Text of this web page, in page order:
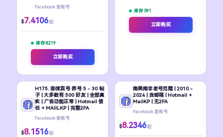
Facebook 新账号
$7.4106 起
库存 8219
立即购买
库存 591
立即购买
H175. 菲律宾号 养号 5 - 30 帖
子 | 大多数有 500 好友 | 全部真
实 | 广告功能正常 | Hotmail 信
任 + MAIILKP | 完整2FA
Facebook 新账号
$8.1516 起
南美南非老号克隆 | 2010 -
2024 | 含邮箱 | Hotmail +
MailKP | 无2FA
Facebook 新账号
$8.2346 起